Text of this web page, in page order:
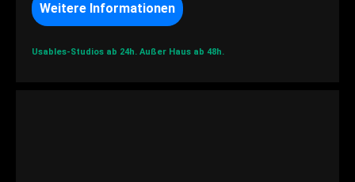
Weitere Informationen
Usables-Studios ab 24h. Außer Haus ab 48h.